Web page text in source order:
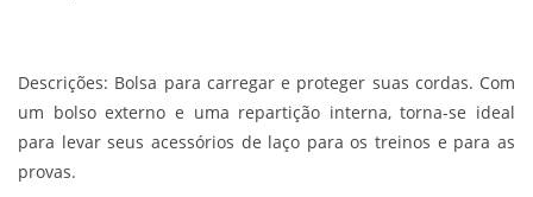
Descrições: Bolsa para carregar e proteger suas cordas. Com
um bolso externo e uma repartição interna, torna-se ideal
para levar seus acessórios de laço para os treinos e para as
provas.